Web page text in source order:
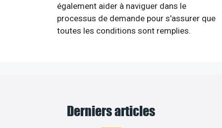
également aider à naviguer dans le
processus de demande pour s'assurer que
toutes les conditions sont remplies.
Derniers articles